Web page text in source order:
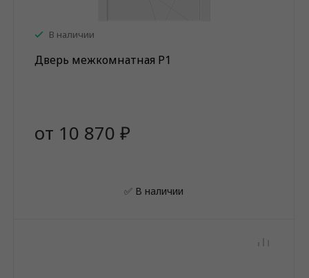
В наличии
Дверь межкомнатная P1
от 10 870 ₽
✅ В наличии